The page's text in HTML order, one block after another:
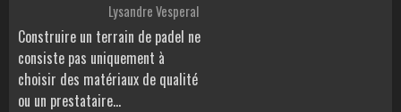
Lysandre Vesperal
Construire un terrain de padel ne
consiste pas uniquement à
choisir des matériaux de qualité
ou un prestataire…